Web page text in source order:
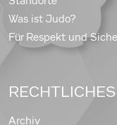
Was ist Judo?
Für Respekt und
RECHTLICHES
Archiv